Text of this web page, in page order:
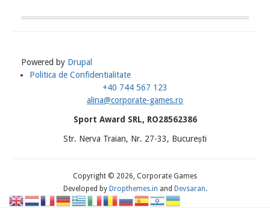
Powered by Drupal
Meniu
Politica de Confidentialitate
+40 744 567 123
alina@corporate-games.ro
Sport Award SRL, RO28562386
Str. Nerva Traian, Nr. 27-33, București
Copyright © 2026, Corporate Games
Developed by Dropthemes.in and Devsaran.